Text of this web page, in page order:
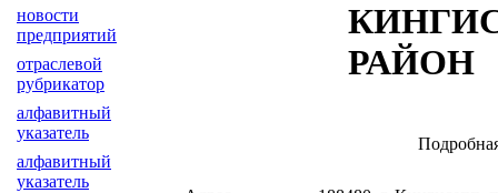
новости
предприятий
отраслевой
рубрикатор
алфавитный
указатель
алфавитный
указатель
РАЙОН